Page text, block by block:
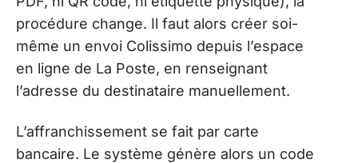
procédure change. Il faut alors créer soi-
même un envoi Colissimo depuis l’espace
en ligne de La Poste, en renseignant
l’adresse du destinataire manuellement.
L’affranchissement se fait par carte
bancaire. Le système génère alors un code